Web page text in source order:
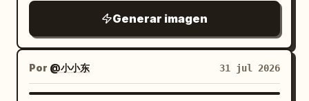
, fuentes sans-serif estrechas y claras,
monoespaciadas. La primera pantalla
muestra la identidad del producto con
una vista en ángulo de 3/4; seguida de
coral secundario #FF6B5C, Amarillo
secundario #7DD3FC, Texto oscuro
#17324D, Fondo crema cálido #FFF9E8
. Muestra con precisión el siguiente
texto: library /ˈlaɪ.brər.i/ sustantivo 图
Generar imagen
Por @小小东 31 jul 2026